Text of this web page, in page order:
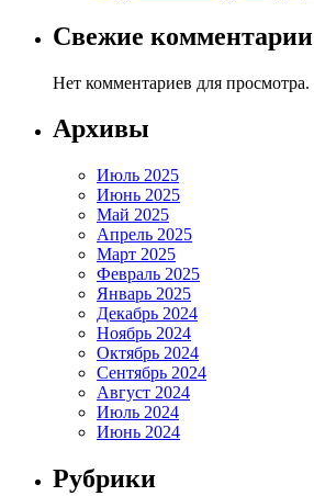
Свежие комментарии
Нет комментариев для просмотра.
Архивы
Июль 2025
Июнь 2025
Май 2025
Апрель 2025
Март 2025
Февраль 2025
Январь 2025
Декабрь 2024
Ноябрь 2024
Октябрь 2024
Сентябрь 2024
Август 2024
Июль 2024
Июнь 2024
Рубрики